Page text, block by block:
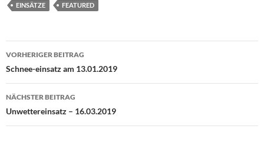
EINSÄTZE FEATURED
Beitragsnavigation
VORHERIGER BEITRAG
Schnee-einsatz am 13.01.2019
NÄCHSTER BEITRAG
Unwettereinsatz – 16.03.2019